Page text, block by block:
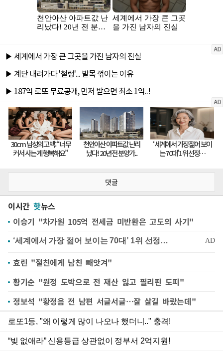
댓글
이시간 핫뉴스
이승기 "차가원 105억 전세금 미반환은 고도의 사기"
효린 "절친에게 남친 빼앗겨"
황기순 "원정 도박으로 전 재산 잃고 필리핀 도피"
정보석 "황정음 전 남편 서글서글…잘 살길 바랐는데"